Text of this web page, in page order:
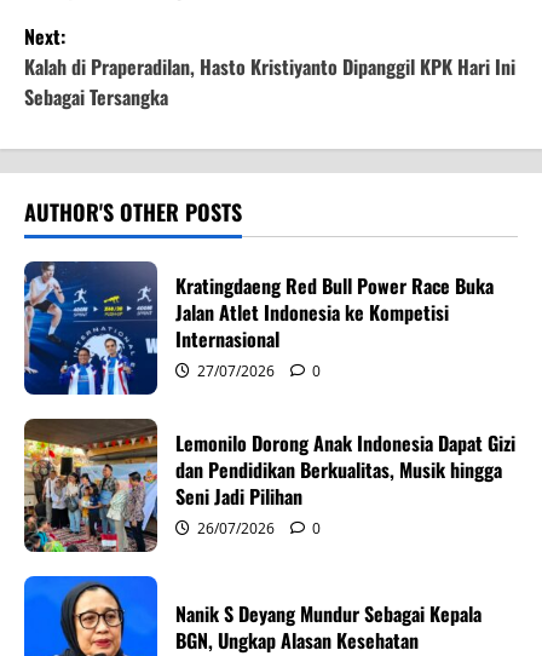
s
t
n
a
v
i
g
a
t
i
o
n
Next:
Kalah di Praperadilan, Hasto Kristiyanto Dipanggil KPK Hari Ini
Sebagai Tersangka
AUTHOR'S OTHER POSTS
Kratingdaeng Red Bull Power Race Buka
Jalan Atlet Indonesia ke Kompetisi
Internasional
27/07/2026 0
Lemonilo Dorong Anak Indonesia Dapat Gizi
dan Pendidikan Berkualitas, Musik hingga
Seni Jadi Pilihan
26/07/2026 0
Nanik S Deyang Mundur Sebagai Kepala
BGN, Ungkap Alasan Kesehatan